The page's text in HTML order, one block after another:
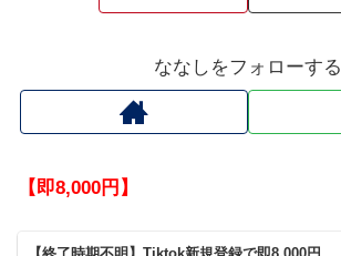
ななしをフォローする
【即8,000円】